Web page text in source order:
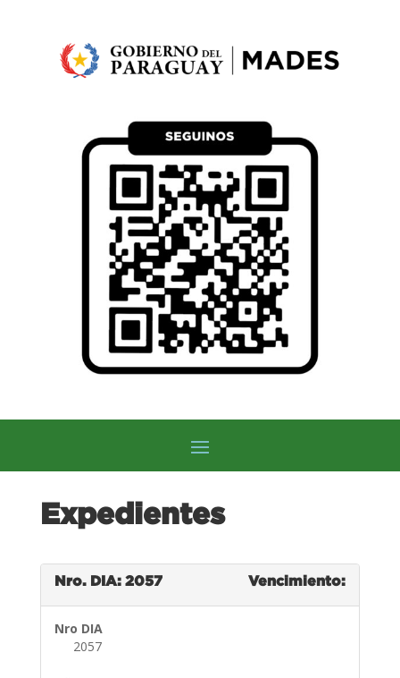
Expedientes
Nro. DIA: 2057 Vencimiento:
Nro DIA
2057